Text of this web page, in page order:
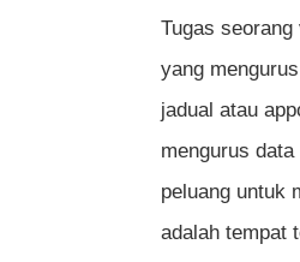
Platform
Perlu tak
Berapa
Tugas
yang
jadual atau
mengurus
peluang untuk
adalah tempat